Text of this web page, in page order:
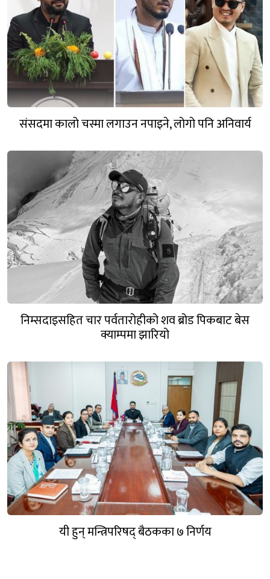
संसदमा कालो चस्मा लगाउन नपाइने, लोगो पनि अनिवार्य
निम्सदाइसहित चार पर्वतारोहीको शव ब्रोड पिकबाट बेस
क्याम्पमा झारियो
यी हुन् मन्त्रिपरिषद् बैठकका ७ निर्णय